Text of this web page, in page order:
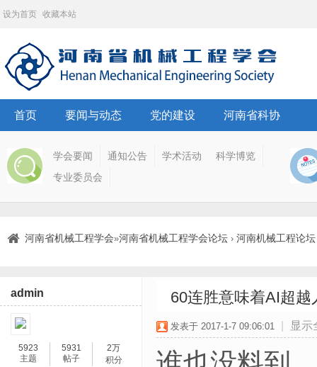
设为首页 收藏本站
首页 要闻与动态 党的建设 河南省科协
学会要闻 通知公告 学术活动
科学博览
专业委员会
河南省机械工程学会»河南省机械工程学会论坛 › 河南机械工程论坛
admin
5923
主题
5931
帖子
2万
积分
60连胜意味着AI超
发表于 2017-1-7 09:06:01 显示